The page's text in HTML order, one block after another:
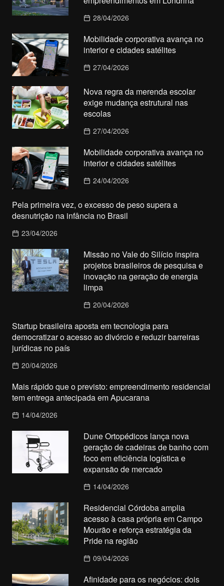
28/04/2026
Mobilidade corporativa avança no
interior e cidades satélites
27/04/2026
Nova regra da merenda escolar
exige mudança estrutural nas
escolas
27/04/2026
Mobilidade corporativa avança no
interior e cidades satélites
24/04/2026
Pela primeira vez, o excesso de peso supera a
desnutrição na infância no Brasil
23/04/2026
Missão no Vale do Silício inspira
projetos brasileiros de pesquisa e
inovação na geração de energia
limpa
20/04/2026
Startup brasileira aposta em tecnologia para
democratizar o acesso ao divórcio e reduzir barreiras
jurídicas no país
20/04/2026
Mais rápido que o previsto: empreendimento residencial
tem entrega antecipada em Apucarana
14/04/2026
Dune Ortopédicos lança nova
geração de cadeiras de banho com
foco em eficiência logística e
expansão de mercado
14/04/2026
Residencial Córdoba amplia
acesso à casa própria em Campo
Mourão e reforça estratégia da
Pride na região
09/04/2026
Afinidade para os negócios: dois